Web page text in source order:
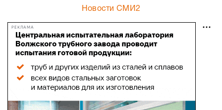
Новости СМИ2
РЕКЛАМА